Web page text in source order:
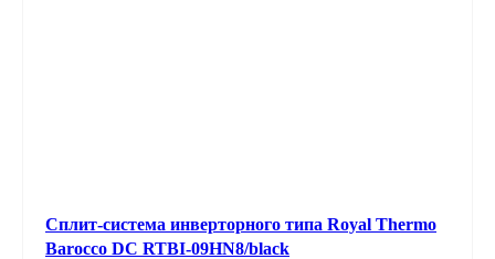
Сплит-система инверторного типа Royal Thermo
Barocco DC RTBI-09HN8/black